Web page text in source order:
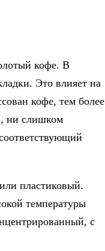
кофе. В
Это влияет на
кофе, тем более
ни слишком
пластиковый.
температуры
с